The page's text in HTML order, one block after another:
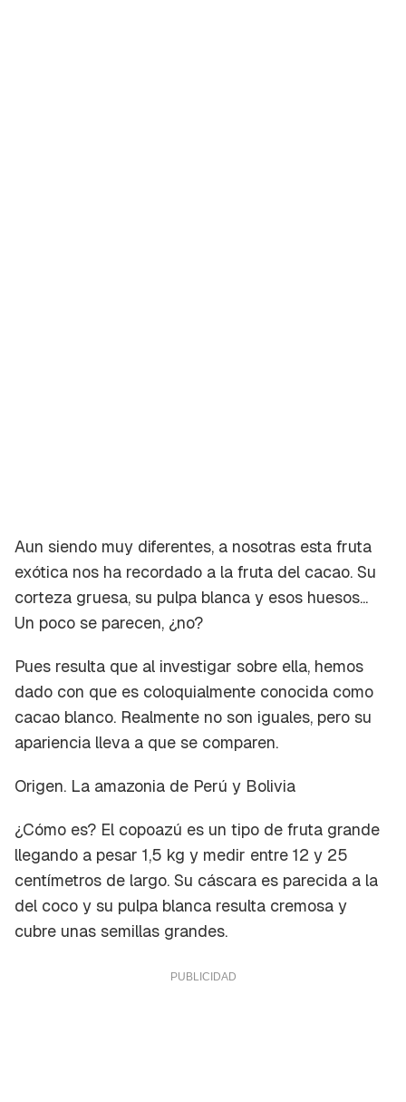
Aun siendo muy diferentes, a nosotras esta fruta
exótica nos ha recordado a la fruta del cacao. Su
corteza gruesa, su pulpa blanca y esos huesos...
Un poco se parecen, ¿no?
Pues resulta que al investigar sobre ella, hemos
dado con que es coloquialmente conocida como
cacao blanco. Realmente no son iguales, pero su
apariencia lleva a que se comparen.
Origen. La amazonia de Perú y Bolivia
¿Cómo es? El copoazú es un tipo de fruta grande
llegando a pesar 1,5 kg y medir entre 12 y 25
centímetros de largo. Su cáscara es parecida a la
del coco y su pulpa blanca resulta cremosa y
cubre unas semillas grandes.